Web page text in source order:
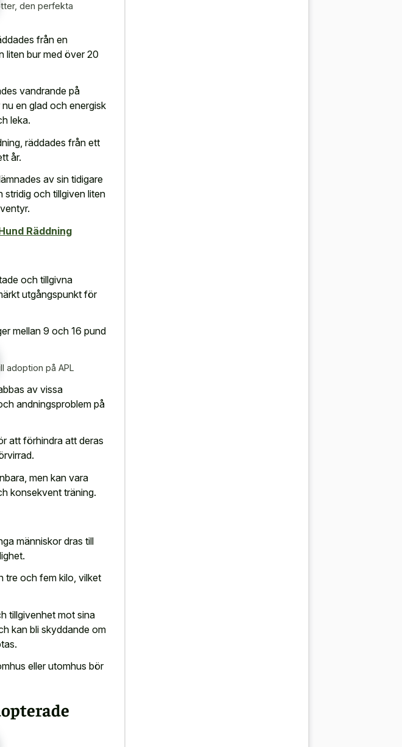
den perfekta
från en
liten bur med över 20
vandrande på
en glad och energisk
leka.
räddades från ett
år.
av sin tidigare
stridig och tillgiven liten
Räddning
och tillgivna
utgångspunkt för
mellan 9 och 16 pund
adoption på APL
av vissa
andningsproblem på
att förhindra att deras
men kan vara
konsekvent träning.
människor dras till
tre och fem kilo, vilket
tillgivenhet mot sina
kan bli skyddande om
eller utomhus bör